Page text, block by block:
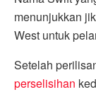
menunjukkan
West untuk
Setelah
perselisihan